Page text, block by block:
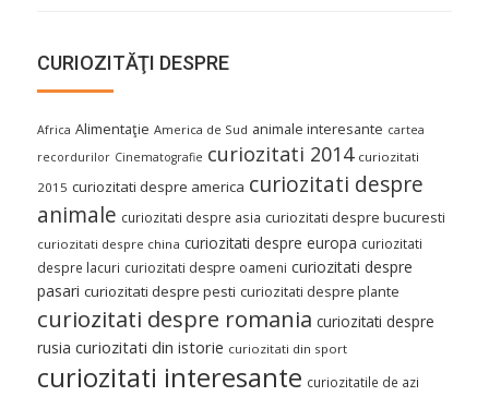
CURIOZITĂŢI DESPRE
Africa Alimentaţie America de Sud animale interesante cartea
recordurilor Cinematografie curiozitati 2014 curiozitati
2015 curiozitati despre america curiozitati despre
animale curiozitati despre asia curiozitati despre bucuresti
curiozitati despre china curiozitati despre europa curiozitati
despre lacuri curiozitati despre oameni curiozitati despre
pasari curiozitati despre pesti curiozitati despre plante
curiozitati despre romania curiozitati despre
rusia curiozitati din istorie curiozitati din sport
curiozitati interesante curiozitatile de azi